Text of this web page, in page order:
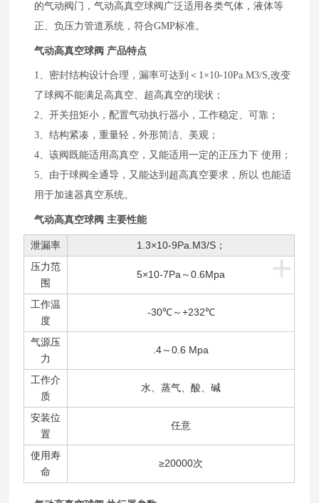
的气动阀门，气动高真空球阀广泛适用各类气体，液体等
正、负压力管道系统，符合GMP标准。
气动高真空球阀 产品特点
1、密封结构设计合理，漏率可达到＜1×10-10Pa.M3/S,改变
了球阀不能满足高真空、超高真空的现状；
2、开关扭矩小，配置气动执行器小，工作稳定、可靠；
3、结构紧凑，重量轻，外形简洁、美观；
4、该阀既能适用高真空，又能适用一定的正压力下 使用；
5、由于球阀全通导，又能达到超高真空要求，所以 也能适
用于加速器真空系统。
气动高真空球阀 主要性能
+
泄漏率
1.3×10-9Pa.M3/S；
压力范
围
5×10-7Pa～0.6Mpa
工作温
度
-30℃～+232℃
气源压
力
.4～0.6 Mpa
工作介
质
水、蒸气、酸、碱
安装位
置
任意
使用寿
命
≥20000次